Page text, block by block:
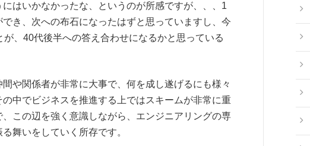
はいかなかったな、というのが所感ですが、、、1
き、次への布石になったはずと思っていますし、今
、40代後半への答え合わせになるかと思っている
や関係者が非常に大事で、何を成し遂げるにも様々
中でビジネスを推進する上ではスキームが非常に重
この辺を強く意識しながら、エンジニアリングの専
舞いをしていく所存です。